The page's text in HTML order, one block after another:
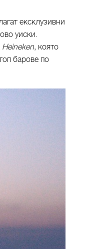
ексклузивни
уиски.
Heineken, която
барове по